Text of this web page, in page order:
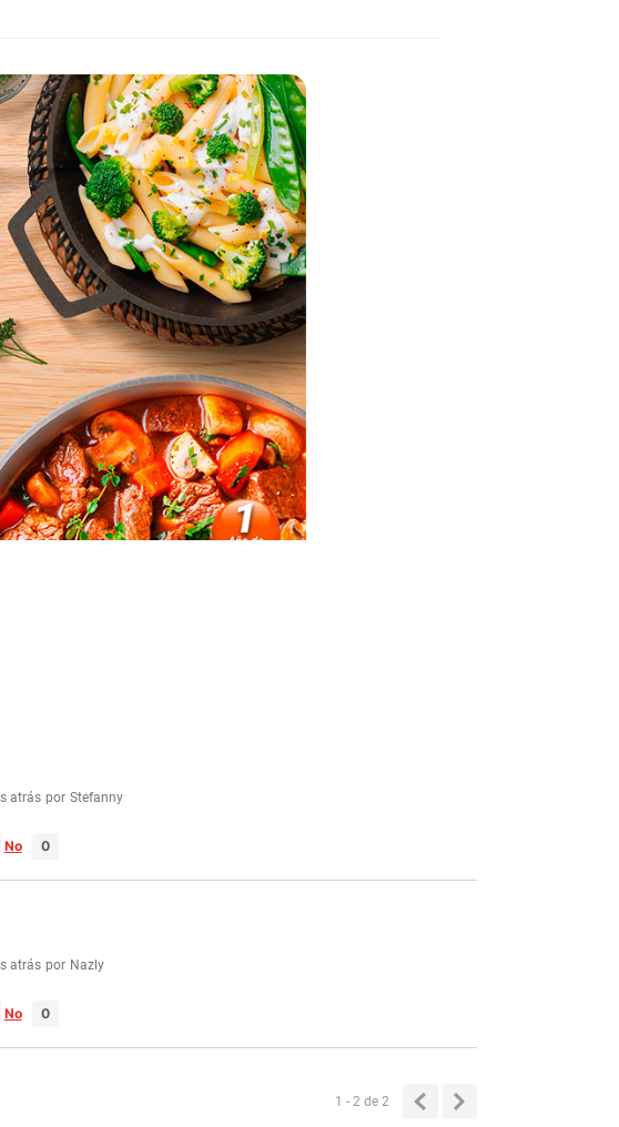
atrás por Stefanny
No
atrás por Nazly
No
1 - 2de 2